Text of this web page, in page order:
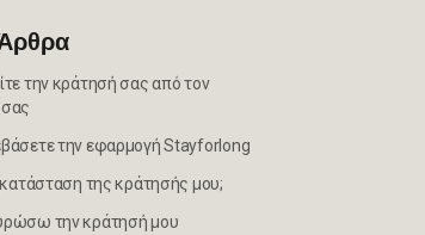
την κράτησή σας από τον
την εφαρμογή Stayforlong
κατάσταση της κράτησής μου;
την κράτησή μου